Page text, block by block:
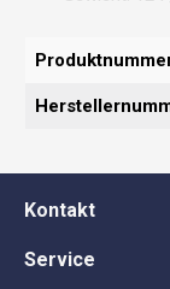
Kontakt
Service